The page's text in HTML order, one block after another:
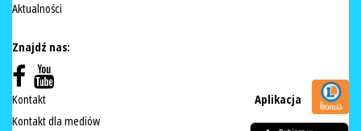
Aktualności
Znajdź nas:
Kontakt
Kontakt dla mediów
Aplikacja